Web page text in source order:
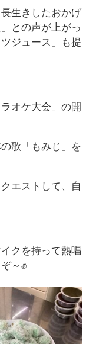
生きしたおかげ
との声が上がっ
ジュース」も提
オケ大会」の開
歌「もみじ」を
エストして、自
クを持って熱唱
～✊